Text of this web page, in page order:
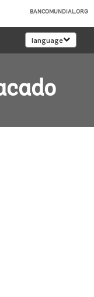
BANCOMUNDIAL.ORG
language